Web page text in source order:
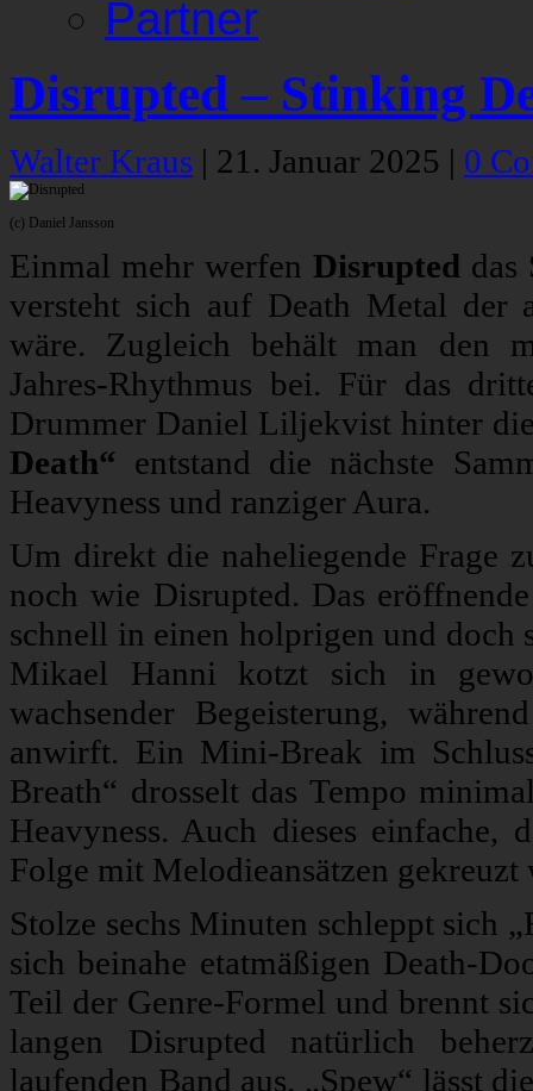
Partner
Disrupted – Stinking
Walter Kraus | 21. Januar 2025 | 0
(c) Daniel Jansson
Einmal mehr werfen Disrupted das
versteht sich auf Death Metal der
wäre. Zugleich behält man den
Jahres-Rhythmus bei. Für das
Drummer Daniel Liljekvist hinter
Death“ entstand die nächste
Heavyness und ranziger Aura.
Um direkt die naheliegende Frage
noch wie Disrupted. Das
schnell in einen holprigen und doch
Mikael Hanni kotzt sich in
wachsender Begeisterung,
anwirft. Ein Mini-Break im
Breath“ drosselt das Tempo
Heavyness. Auch dieses
Folge mit Melodieansätzen
Stolze sechs Minuten schleppt sich
sich beinahe etatmäßigen Death-
Teil der Genre-Formel und brennt
langen Disrupted natürlich
laufenden Band aus. „Spew“ lässt